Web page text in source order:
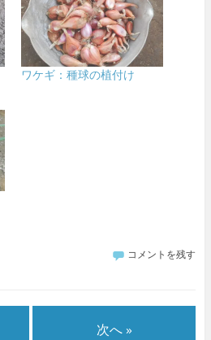
ワケギ：種球の植付け
コメントを残す
次へ »